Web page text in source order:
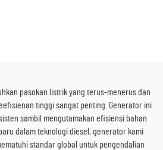
pasokan listrik yang terus-menerus dan
tinggi sangat penting. Generator ini
sambil mengutamakan efisiensi bahan
dalam teknologi diesel, generator kami
standar global untuk pengendalian